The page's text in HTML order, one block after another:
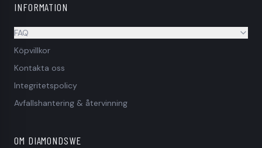
INFORMATION
FAQ
Säljer ni till privatpersoner?
Ingår frakt i priset?
Köpvillkor
Kontakta oss
Integritetspolicy
Avfallshantering & återvinning
OM DIAMONDSWE